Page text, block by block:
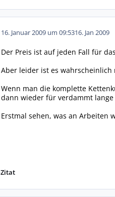
16. Januar 2009 um 09:5316. Jan 2009
Der Preis ist auf jeden Fall für
Aber leider ist es
Wenn man die komplette
dann wieder für verdammt lange
Erstmal sehen, was an Arbeiten
Zitat